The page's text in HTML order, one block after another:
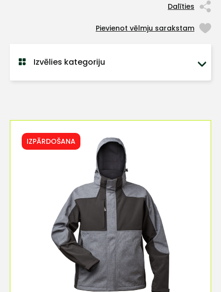
Dalīties
Pievienot vēlmju sarakstam
Izvēlies kategoriju
IZPĀRDOŠANA